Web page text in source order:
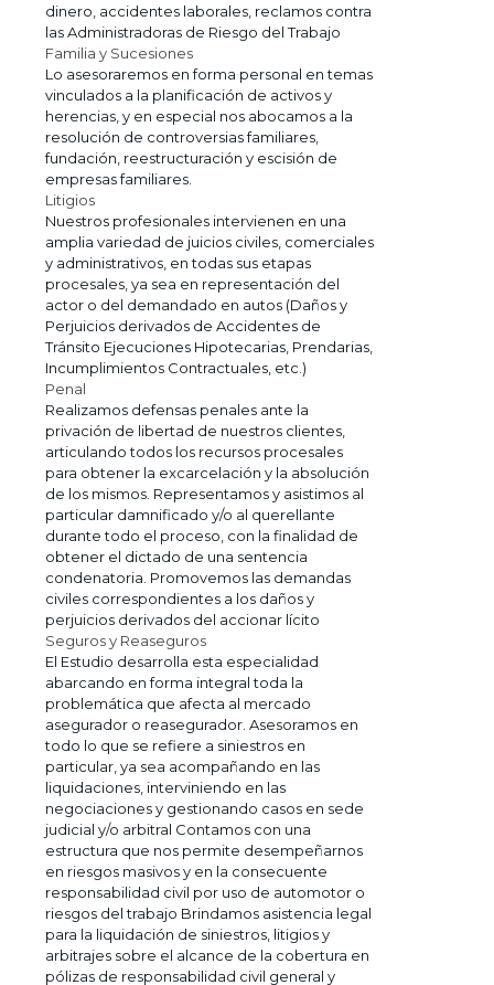
dinero, accidentes laborales, reclamos contra
las Administradoras de Riesgo del Trabajo
Familia y Sucesiones
Lo asesoraremos en forma personal en temas
vinculados a la planificación de activos y
herencias, y en especial nos abocamos a la
resolución de controversias familiares,
fundación, reestructuración y escisión de
empresas familiares.
Litigios
Nuestros profesionales intervienen en una
amplia variedad de juicios civiles, comerciales
y administrativos, en todas sus etapas
procesales, ya sea en representación del
actor o del demandado en autos (Daños y
Perjuicios derivados de Accidentes de
Tránsito Ejecuciones Hipotecarias, Prendarias,
Incumplimientos Contractuales, etc.)
Penal
Realizamos defensas penales ante la
privación de libertad de nuestros clientes,
articulando todos los recursos procesales
para obtener la excarcelación y la absolución
de los mismos. Representamos y asistimos al
particular damnificado y/o al querellante
durante todo el proceso, con la finalidad de
obtener el dictado de una sentencia
condenatoria. Promovemos las demandas
civiles correspondientes a los daños y
perjuicios derivados del accionar lícito
Seguros y Reaseguros
El Estudio desarrolla esta especialidad
abarcando en forma integral toda la
problemática que afecta al mercado
asegurador o reasegurador. Asesoramos en
todo lo que se refiere a siniestros en
particular, ya sea acompañando en las
liquidaciones, interviniendo en las
negociaciones y gestionando casos en sede
judicial y/o arbitral Contamos con una
estructura que nos permite desempeñarnos
en riesgos masivos y en la consecuente
responsabilidad civil por uso de automotor o
riesgos del trabajo Brindamos asistencia legal
para la liquidación de siniestros, litigios y
arbitrajes sobre el alcance de la cobertura en
pólizas de responsabilidad civil general y